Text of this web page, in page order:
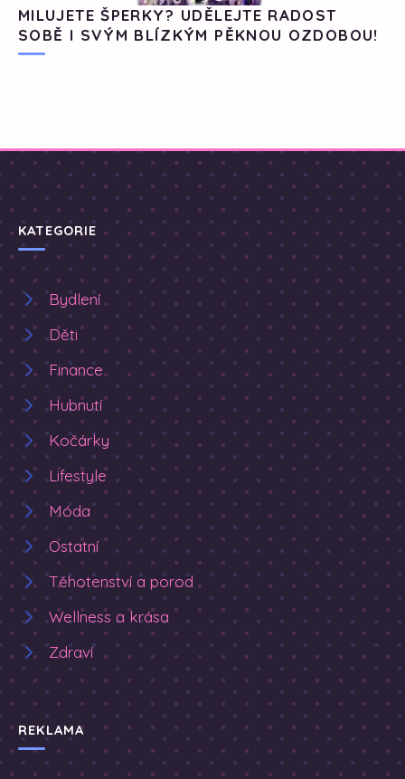
MILUJETE ŠPERKY? UDĚLEJTE RADOST
SOBĚ I SVÝM BLÍZKÝM PĚKNOU OZDOBOU!
KATEGORIE
Bydlení
Děti
Finance
Hubnutí
Kočárky
Lifestyle
Móda
Ostatní
Těhotenství a porod
Wellness a krása
Zdraví
REKLAMA